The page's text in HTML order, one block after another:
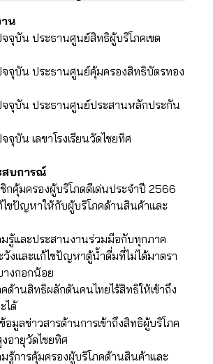
น
จุบัน ประธานศูนย์สิทธิผู้บริโภคเขต
จจุบัน ประธานศูนย์คุ้มครองสิทธิบัตรทอง
จจุบัน ประธานศูนย์ประสานหลักประกัน
จุบัน เลขาโรงเรียนวัดไชยทิศ
สบการณ์
กคุ้มครองผู้บริโภดดีเด่นประจำปี 2566
ก้ไขปัญหาให้กับผู้บริโภคด้านสินค้าและ
รู้และประสานงานร่วมมือกับทุกภาค
วังและแก้ไขปัญหาตู้น้ำดื่มที่ไม่ได้มาตรา
งกอกน้อย
ด้านสิทธิผลักดันคนไทยไร้สิทธิให้เข้าถึง
ได้
อมูลข่าวสารด้านการเข้าถึงสิทธิผู้บริโภค
อายุวัดไชยทิศ
รู้การคุ้มครองผู้บริโภคด้านสินค้าและ